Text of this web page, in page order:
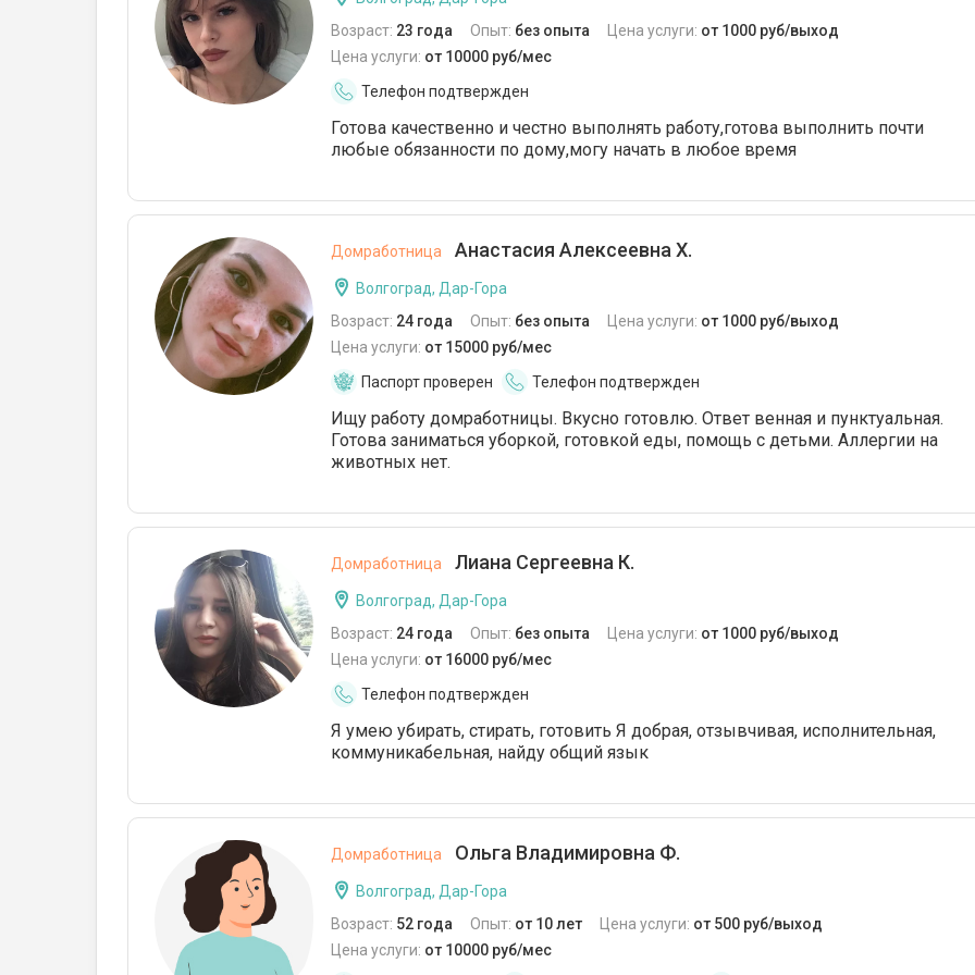
Возраст: 23 года Опыт: без опыта Цена услуги: от 1000 руб/выход
Цена услуги: от 10000 руб/мес
Телефон подтвержден
Готова качественно и честно выполнять работу,готова выполнить почти
любые обязанности по дому,могу начать в любое время
Домработница Анастасия Алексеевна Х.
Волгоград, Дар-Гора
Возраст: 24 года Опыт: без опыта Цена услуги: от 1000 руб/выход
Цена услуги: от 15000 руб/мес
Паспорт проверен
Телефон подтвержден
Ищу работу домработницы. Вкусно готовлю. Ответ венная и пунктуальная.
Готова заниматься уборкой, готовкой еды, помощь с детьми. Аллергии на
животных нет.
Домработница Лиана Сергеевна К.
Волгоград, Дар-Гора
Возраст: 24 года Опыт: без опыта Цена услуги: от 1000 руб/выход
Цена услуги: от 16000 руб/мес
Телефон подтвержден
Я умею убирать, стирать, готовить Я добрая, отзывчивая, исполнительная,
коммуникабельная, найду общий язык
Домработница Ольга Владимировна Ф.
Волгоград, Дар-Гора
Возраст: 52 года Опыт: от 10 лет Цена услуги: от 500 руб/выход
Цена услуги: от 10000 руб/мес